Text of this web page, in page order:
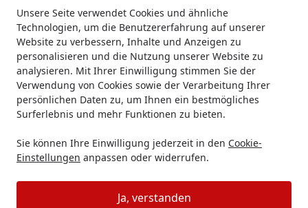
Unsere Seite verwendet Cookies und ähnliche
Technologien, um die Benutzererfahrung auf unserer
Website zu verbessern, Inhalte und Anzeigen zu
personalisieren und die Nutzung unserer Website zu
analysieren. Mit Ihrer Einwilligung stimmen Sie der
Verwendung von Cookies sowie der Verarbeitung Ihrer
persönlichen Daten zu, um Ihnen ein bestmögliches
Surferlebnis und mehr Funktionen zu bieten.
Sie können Ihre Einwilligung jederzeit in den Cookie-
Einstellungen anpassen oder widerrufen.
Ja, verstanden
Startseite
Feuchtigkeitssperre / Gummigranulat Unterleg-Pads für
Feuchtigkeitssperre /
Gummigranulat Unterleg-Pads für
Gartenhäuser 96 Stück